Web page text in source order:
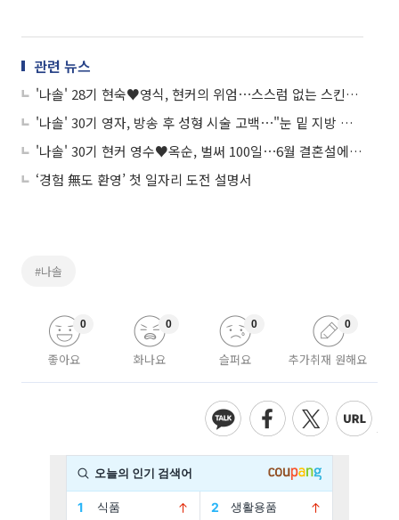
관련 뉴스
'나솔' 28기 현숙♥영식, 현커의 위엄⋯스스럼 없는 스킨십 "딸도 응원해줘"
'나솔' 30기 영자, 방송 후 성형 시술 고백⋯"눈 밑 지방 재배치했다"
'나솔' 30기 현커 영수♥옥순, 벌써 100일⋯6월 결혼설에 "차차 계획 중"
‘경험 無도 환영’ 첫 일자리 도전 설명서
#나솔
좋아요
0
화나요
0
슬퍼요
0
추가취재 원해요
0